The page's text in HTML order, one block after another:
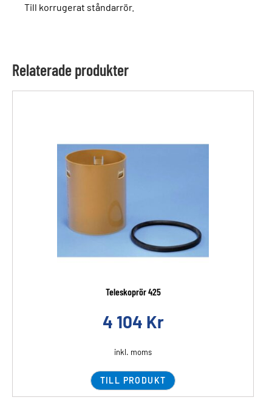
Till korrugerat ståndarrör.
Relaterade produkter
Teleskoprör 425
4 104 Kr
inkl. moms
TILL PRODUKT